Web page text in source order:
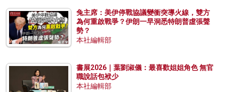
兔主席：美伊停戰協議變衝突導火線，雙方
為何重啟戰爭？伊朗一早洞悉特朗普虛張聲
勢？
本社編輯部
書展2026｜葉劉淑儀：最喜歡姐姐角色 無官
職說話包袱少
本社編輯部